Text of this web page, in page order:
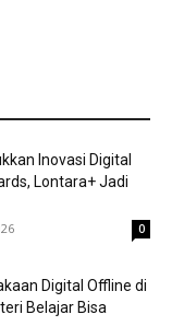
Inovasi Digital
Lontara+ Jadi
0
Digital Offline di
Belajar Bisa